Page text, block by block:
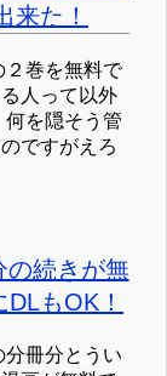
来た！
２巻を無料で
人って以外
何を隠そう管
ですがえろ
の続きが無
もOK！
冊分とうい